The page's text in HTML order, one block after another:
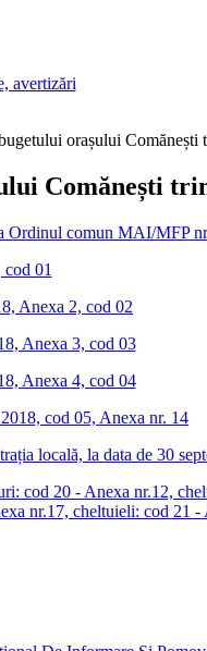
avertizări
orașului Comănești
Comănești
comun MAI/MFP
01
Anexa 2, cod 02
Anexa 3, cod 03
Anexa 4, cod 04
cod 05, Anexa nr. 14
locală, la data de 30
cod 20 - Anexa nr.12,
nr.17, cheltuieli: cod 21 -